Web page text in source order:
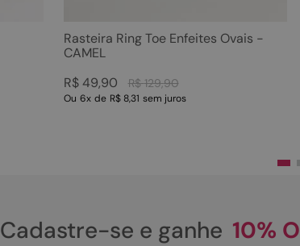
Rasteira Ring Toe Enfeites Ovais -
CAMEL
R$ 129,90
R$ 49,90
Ou 6x de R$ 8,31 sem juros
Cadastre-se e ganhe 10%